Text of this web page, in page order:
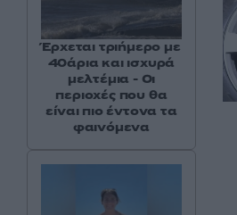
Έρχεται τριήμερο με
40άρια και ισχυρά
μελτέμια - Οι
περιοχές που θα
είναι πιο έντονα τα
φαινόμενα